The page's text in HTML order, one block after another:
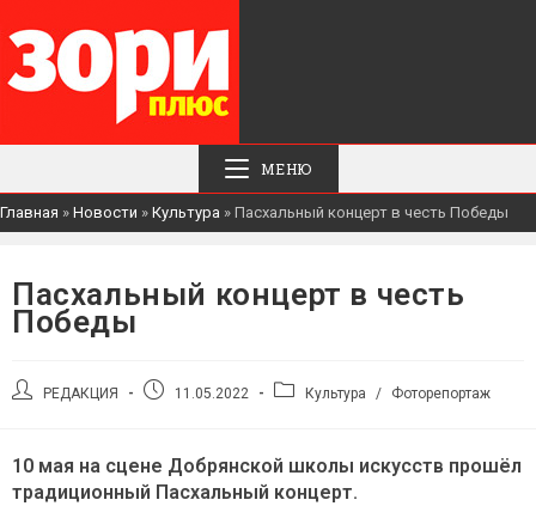
МЕНЮ
Главная » Новости » Культура » Пасхальный концерт в честь Победы
Пасхальный концерт в честь
Победы
АвторРЕДАКЦИЯ
Запись11.05.2022
РубрикаКультура / Фоторепортаж
10 мая на сцене Добрянской школы искусств прошёл
традиционный Пасхальный концерт.